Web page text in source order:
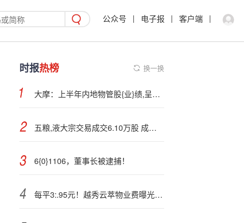
公众号 电子报 客户端
时报热榜 换一换
大摩：上半年内地物管股{业}绩,呈初期稳定迹象 升万物云评级至“增持”
五粮,液大宗交易成交6.10万股 成交额705.16万元
6{0}1106，董事长被逮捕！
每平3:.95元！越秀云萃物业费曝光，与隔壁云悦仅差2分钱